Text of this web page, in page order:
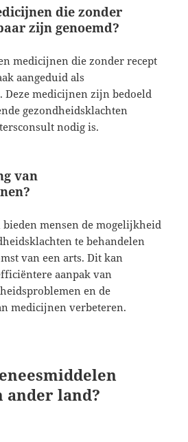
die zonder
zijn genoemd?
medicijnen die zonder recept
aangeduid als
medicijnen zijn bedoeld
gezondheidsklachten
nodig is.
van
mensen de mogelijkheid
te behandelen
van een arts. Dit kan
aanpak van
en de
medicijnen verbeteren.
ander land?